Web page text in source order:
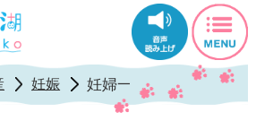
かすみっ湖公式ホ
妊娠 妊婦一般健康診査